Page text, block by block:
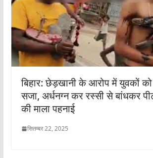
बिहार: छेड़खानी के आरोप में युवकों
सजा, अर्धनग्न कर रस्सी से बांधकर
की माला पहनाई
सितम्बर 22, 2025